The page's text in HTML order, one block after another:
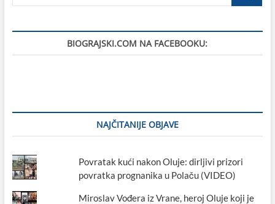
BIOGRAJSKI.COM NA FACEBOOKU:
NAJČITANIJE OBJAVE
Povratak kući nakon Oluje: dirljivi prizori
povratka prognanika u Polaču (VIDEO)
Miroslav Vođera iz Vrane, heroj Oluje koji je